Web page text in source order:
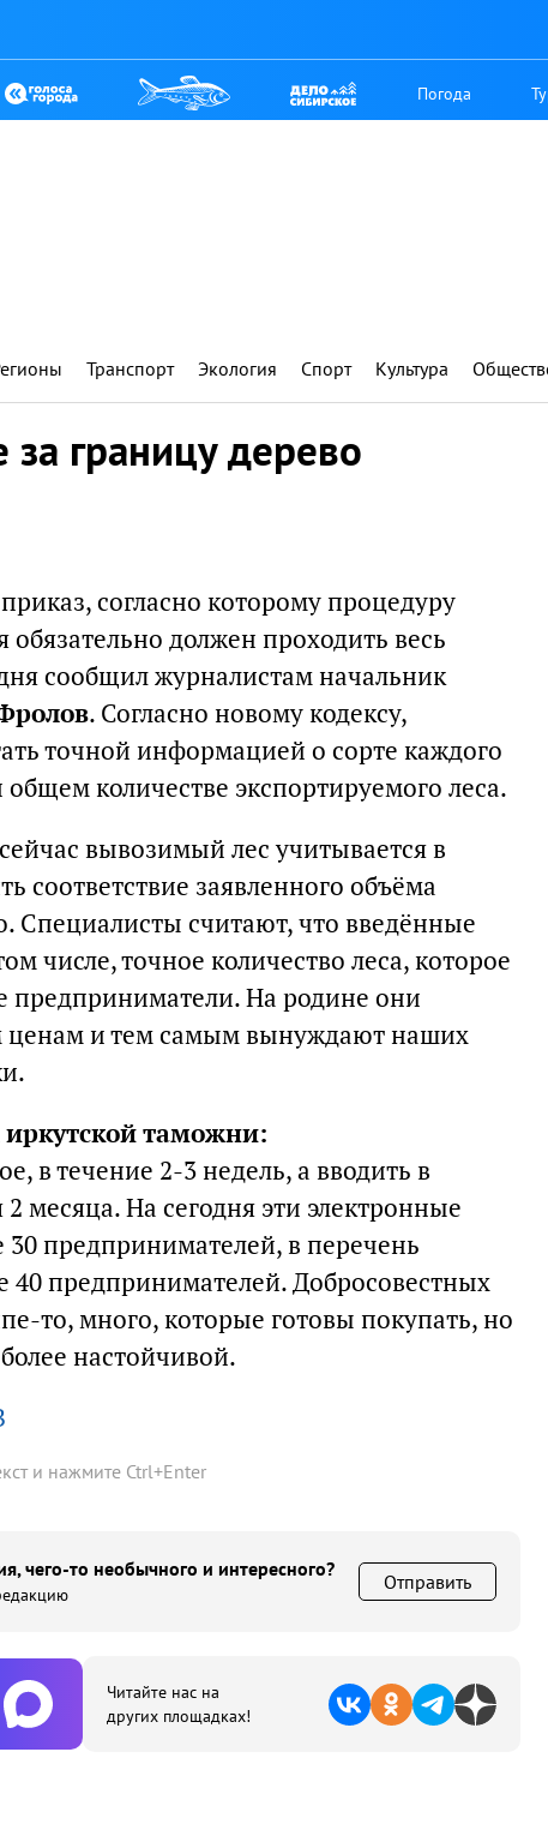
Погода
Транспорт Экология Спорт Культура
границу дерево
согласно которому процедуру
обязательно должен проходить весь
сообщил журналистам начальник
. Согласно новому кодексу,
точной информацией о сорте каждого
количестве экспортируемого леса.
вывозимый лес учитывается в
соответствие заявленного объёма
Специалисты считают, что введённые
числе, точное количество леса, которое
предприниматели. На родине они
ценам и тем самым вынуждают наших
таможни:
в течение 2-3 недель, а вводить в
месяца. На сегодня эти электронные
предпринимателей, в перечень
40 предпринимателей. Добросовестных
то, много, которые готовы покупать, но
настойчивой.
и нажмите Ctrl+Enter
чего-то необычного и интересного?
Отправить
Читайте нас на
других площадках!